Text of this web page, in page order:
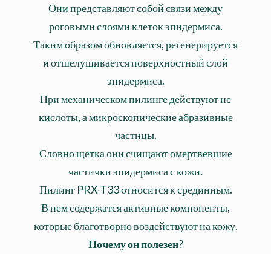
Они представляют собой связи между
роговыми слоями клеток эпидермиса.
Таким образом обновляется, регенерируется
и отшелушивается поверхностный слой
эпидермиса.
При механическом пилинге действуют не
кислоты, а микроскопические абразивные
частицы.
Словно щетка они счищают омертвевшие
частички эпидермиса с кожи.
Пилинг PRX-T33 относится к срединным.
В нем содержатся активные компоненты,
которые благотворно воздействуют на кожу.
Почему он полезен?